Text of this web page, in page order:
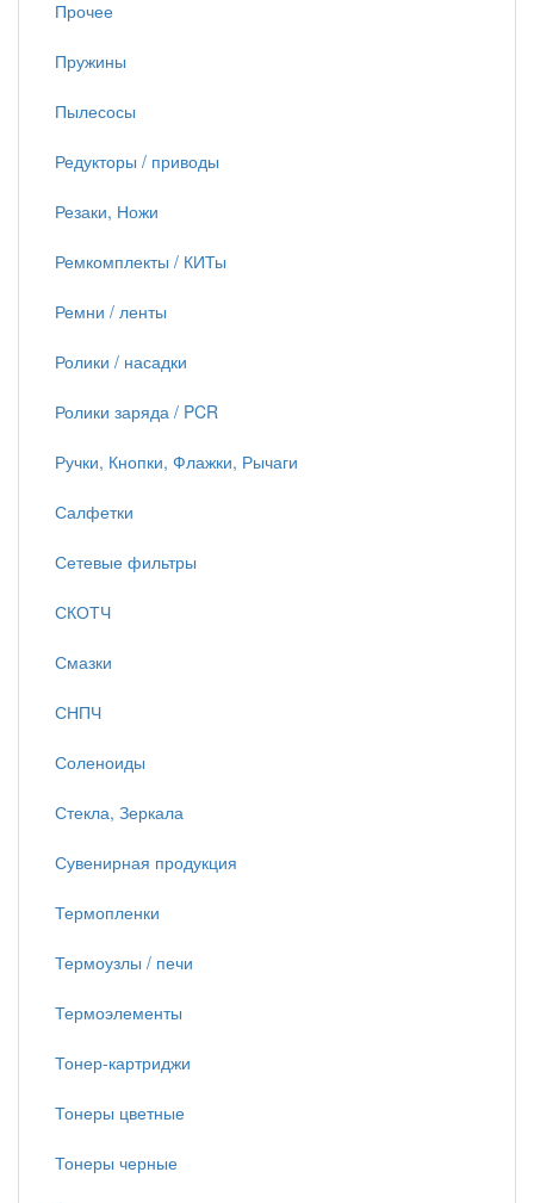
Прочее
Пружины
Пылесосы
Редукторы / приводы
Резаки, Ножи
Ремкомплекты / КИТы
Ремни / ленты
Ролики / насадки
Ролики заряда / PCR
Ручки, Кнопки, Флажки, Рычаги
Салфетки
Сетевые фильтры
СКОТЧ
Смазки
СНПЧ
Соленоиды
Стекла, Зеркала
Сувенирная продукция
Термопленки
Термоузлы / печи
Термоэлементы
Тонер-картриджи
Тонеры цветные
Тонеры черные